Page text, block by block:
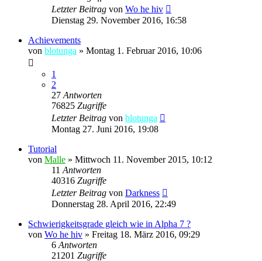
Letzter Beitrag von Wo he hiv
Dienstag 29. November 2016, 16:58
Achievements
von blotunga » Montag 1. Februar 2016, 10:06
1
2
27 Antworten
76825 Zugriffe
Letzter Beitrag von blotunga
Montag 27. Juni 2016, 19:08
Tutorial
von Malle » Mittwoch 11. November 2015, 10:12
11 Antworten
40316 Zugriffe
Letzter Beitrag von Darkness
Donnerstag 28. April 2016, 22:49
Schwierigkeitsgrade gleich wie in Alpha 7 ?
von Wo he hiv » Freitag 18. März 2016, 09:29
6 Antworten
21201 Zugriffe